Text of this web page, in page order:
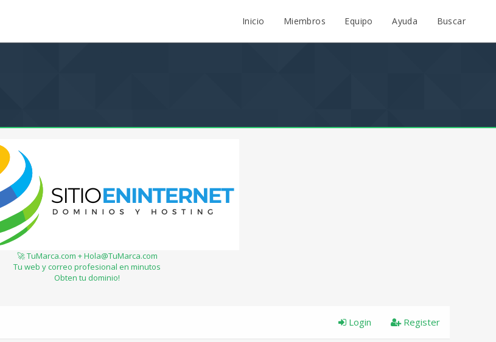
Inicio Miembros Equipo Ayuda Buscar
🚀 TuMarca.com + Hola@TuMarca.com
Tu web y correo profesional en minutos
Obten tu dominio!
Register
Login